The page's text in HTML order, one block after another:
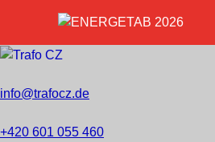
info@trafocz.de
+420 601 055 460